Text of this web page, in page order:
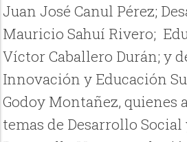
Juan José Canul Pérez;
Mauricio Sahuí Rivero;
Víctor Caballero Durán; y
Innovación y Educación
Godoy Montañez, quienes
temas de Desarrollo Social